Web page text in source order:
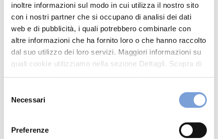
inoltre informazioni sul modo in cui utilizza il nostro sito
con i nostri partner che si occupano di analisi dei dati
web e di pubblicità, i quali potrebbero combinarle con
altre informazioni che ha fornito loro o che hanno raccolto
dal suo utilizzo dei loro servizi. Maggiori informazioni su
quali cookie utilizziamo nella sezione Dettagli. Scopra di
più su chi siamo, come può contattarci e come trattiamo i
può trovare nel footer del sito nella sezione "Informativa
delNecessari
Preferenze
San Donato Milanese
San Giuliano Milanese
Monza Brianza